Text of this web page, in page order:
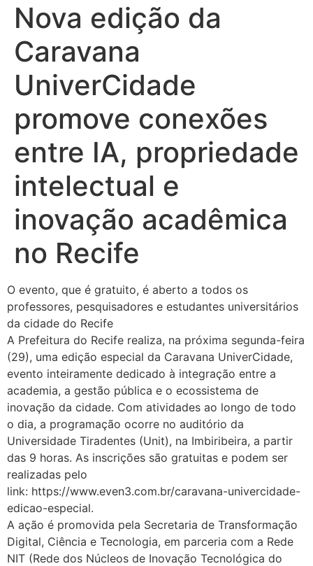
Nova edição da
Caravana
UniverCidade
promove conexões
entre IA, propriedade
intelectual e
inovação acadêmica
no Recife
O evento, que é gratuito, é aberto a todos os
professores, pesquisadores e estudantes universitários
da cidade do Recife
A Prefeitura do Recife realiza, na próxima segunda-feira
(29), uma edição especial da Caravana UniverCidade,
evento inteiramente dedicado à integração entre a
academia, a gestão pública e o ecossistema de
inovação da cidade. Com atividades ao longo de todo
o dia, a programação ocorre no auditório da
Universidade Tiradentes (Unit), na Imbiribeira, a partir
das 9 horas. As inscrições são gratuitas e podem ser
realizadas pelo
link: https://www.even3.com.br/caravana-univercidade-
edicao-especial.
A ação é promovida pela Secretaria de Transformação
Digital, Ciência e Tecnologia, em parceria com a Rede
NIT (Rede dos Núcleos de Inovação Tecnológica do